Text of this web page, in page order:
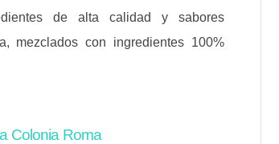
de alta calidad y sabores
mezclados con ingredientes 100%
Colonia Roma